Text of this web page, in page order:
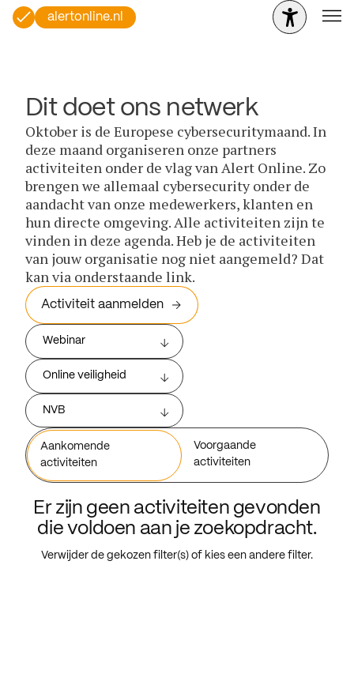
alertonline.nl
Dit doet ons netwerk
Oktober is de Europese cybersecuritymaand. In
deze maand organiseren onze partners
activiteiten onder de vlag van Alert Online. Zo
brengen we allemaal cybersecurity onder de
aandacht van onze medewerkers, klanten en
hun directe omgeving. Alle activiteiten zijn te
vinden in deze agenda. Heb je de activiteiten
van jouw organisatie nog niet aangemeld? Dat
kan via onderstaande link.
Activiteit aanmelden
Webinar
Online veiligheid
NVB
Aankomende
activiteiten
Voorgaande
activiteiten
Er zijn geen activiteiten gevonden
die voldoen aan je zoekopdracht.
Verwijder de gekozen filter(s) of kies een andere filter.